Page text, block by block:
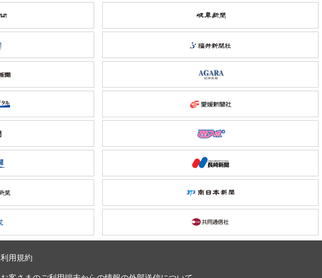
利用規約